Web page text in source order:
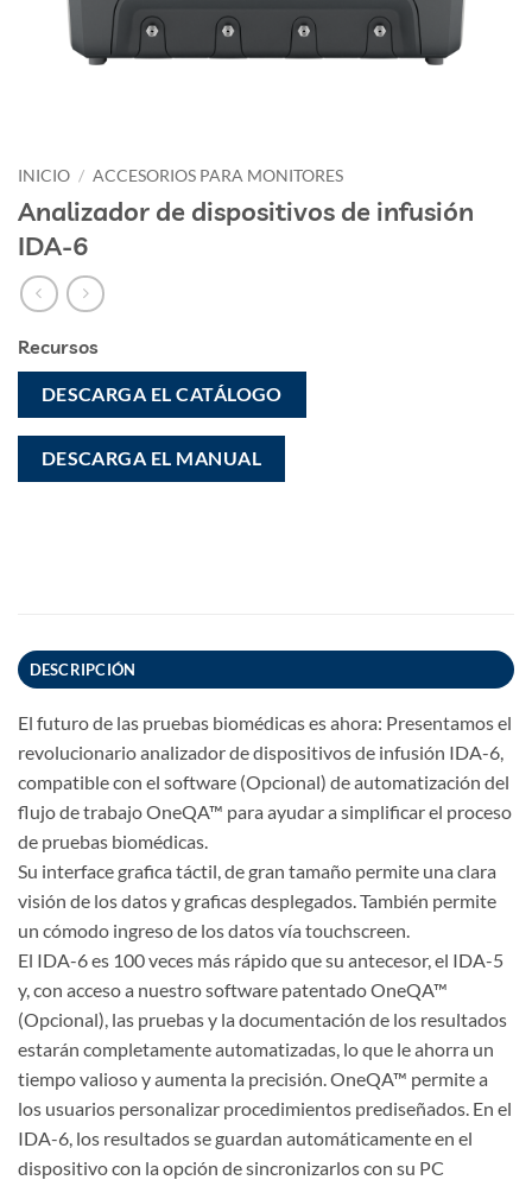
INICIO / ACCESORIOS PARA MONITORES
Analizador de dispositivos de infusión
IDA-6
Recursos
DESCARGA EL CATÁLOGO
DESCARGA EL MANUAL
DESCRIPCIÓN
El futuro de las pruebas biomédicas es ahora: Presentamos el
revolucionario analizador de dispositivos de infusión IDA-6,
compatible con el software (Opcional) de automatización del
flujo de trabajo OneQA™ para ayudar a simplificar el proceso
de pruebas biomédicas.
Su interface grafica táctil, de gran tamaño permite una clara
visión de los datos y graficas desplegados. También permite
un cómodo ingreso de los datos vía touchscreen.
El IDA-6 es 100 veces más rápido que su antecesor, el IDA-5
y, con acceso a nuestro software patentado OneQA™
(Opcional), las pruebas y la documentación de los resultados
estarán completamente automatizadas, lo que le ahorra un
tiempo valioso y aumenta la precisión. OneQA™ permite a
los usuarios personalizar procedimientos prediseñados. En el
IDA-6, los resultados se guardan automáticamente en el
dispositivo con la opción de sincronizarlos con su PC